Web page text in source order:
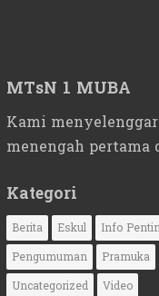
MTsN 1 MUBA
Kami
menengah pertama
Kategori
Berita Eskul Info
Pengumuman
Pramuka
Uncategorized
Video